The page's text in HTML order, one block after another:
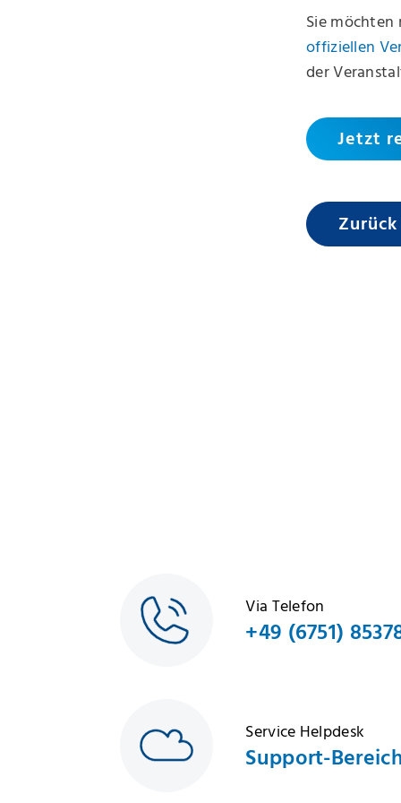
Sie möchten
offiziellen
der
Jetzt
Via Telefon
+49 (6751)
Service Helpdesk
Support-